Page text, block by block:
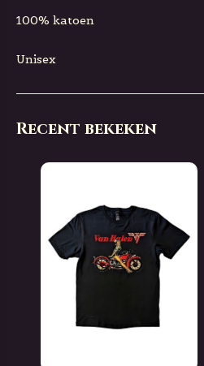
100% katoen
Unisex
Recent bekeken